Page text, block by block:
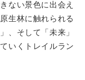
ない景色に出会え
生林に触れられる
、そして「未来」
いくトレイルラン